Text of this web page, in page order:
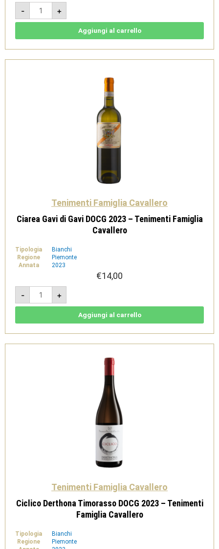
-
'Na
Vota
Ruchè
di
Magnum
2024
+
Aggiungi al carrello
Tenimenti Famiglia Cavallero
Ciarea Gavi di Gavi DOCG 2023 – Tenimenti Famiglia
Cavallero
Tipologia
Bianchi
Regione
Piemonte
Annata
2023
€14,00
-
Ciarea
Gavi
di
Gavi
Tenimenti
Cavallero
+
Aggiungi al carrello
Tenimenti Famiglia Cavallero
Ciclico Derthona Timorasso DOCG 2023 – Tenimenti
Famiglia Cavallero
Tipologia
Bianchi
Regione
Piemonte